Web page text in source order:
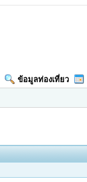
ข้อมูลท่องเที่ยว